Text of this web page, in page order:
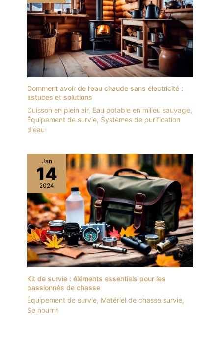
Comment avoir de l’eau chaude sans électricité :
astuces et solutions
Cuisson en plein air, Eau potable en milieu sauvage,
Équipement de survie, Systèmes de purification
d'eau
Jan
14
2024
Kit de survie : éléments essentiels pour les
passionnés de chasse
Équipement de survie, Matériel de chasse survie,
Se nourrir